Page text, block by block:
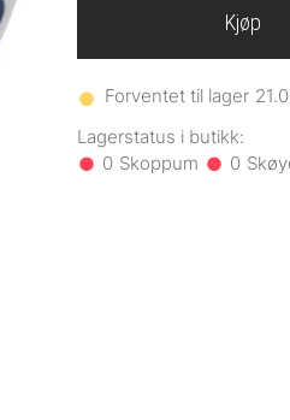
Forventet til lager
0 0
Kjøp